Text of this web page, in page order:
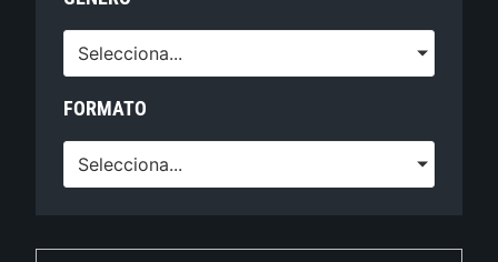
Selecciona...
FORMATO
Selecciona...